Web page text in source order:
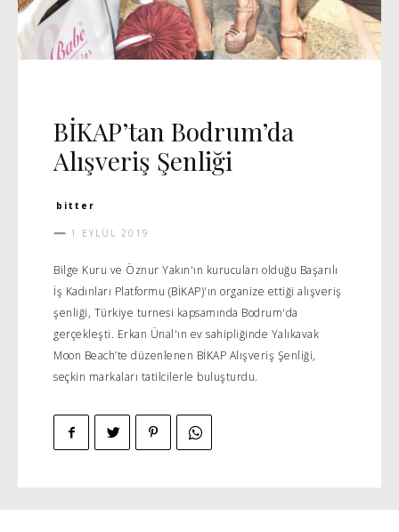
BİKAP’tan Bodrum’da
Alışveriş Şenliği
bitter
1 EYLÜL 2019
Bilge Kuru ve Öznur Yakın'ın kurucuları olduğu Başarılı
İş Kadınları Platformu (BİKAP)'ın organize ettiği alışveriş
şenliği, Türkiye turnesi kapsamında Bodrum'da
gerçekleşti. Erkan Ünal'ın ev sahipliğinde Yalıkavak
Moon Beach’te düzenlenen BİKAP Alışveriş Şenliği,
seçkin markaları tatilcilerle buluşturdu.